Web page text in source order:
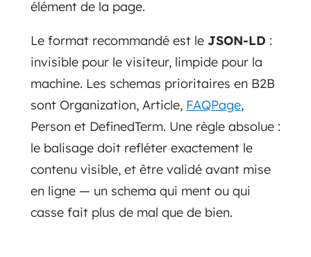
élément de la page.
Le format recommandé est le JSON-LD :
invisible pour le visiteur, limpide pour la
machine. Les schemas prioritaires en B2B
sont Organization, Article, FAQPage,
Person et DefinedTerm. Une règle absolue :
le balisage doit refléter exactement le
contenu visible, et être validé avant mise
en ligne — un schema qui ment ou qui
casse fait plus de mal que de bien.